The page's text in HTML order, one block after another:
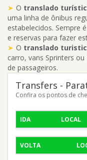
O translado
uma linha de ônibus
estabelecidos. Sempre
e reservas para fazer
O translado
carro, vans Sprinters
de passageiros.
Transfers -
Confira os pontos de
IDA LOCAL
VOLTA